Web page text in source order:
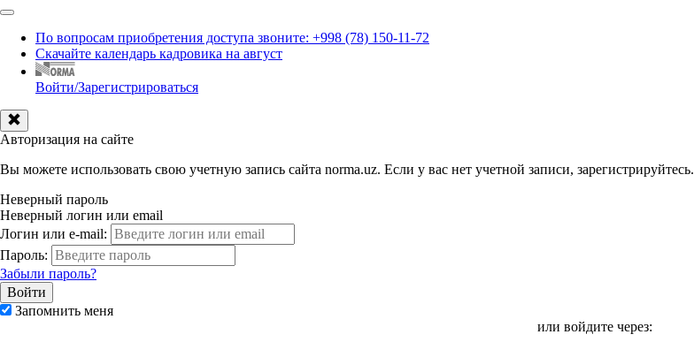
По вопросам приобретения доступа звоните: +998 (78) 150-11-72
Скачайте календарь кадровика на август
Войти/Зарегистрироваться
Авторизация на сайте
Вы можете использовать свою учетную запись сайта norma.uz. Если у вас нет учетной записи, зарегистрируйтесь.
Неверный пароль
Неверный логин или email
Логин или e-mail:
Пароль:
Забыли пароль?
Запомнить меня
или войдите через: